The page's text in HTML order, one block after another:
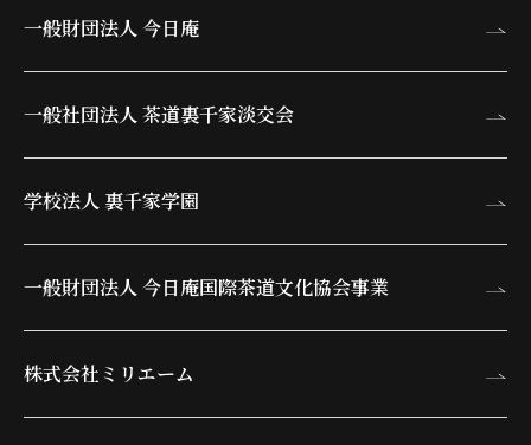
一般財団法人 今日庵
一般社団法人 茶道裏千家淡交会
学校法人 裏千家学園
一般財団法人 今日庵国際茶道文化協会事業
株式会社ミリエーム